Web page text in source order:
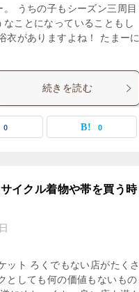
うちの子もシーズン三周目
ことになっていることもし
衣がありますよね！ たまーに
続きを読む
0 0
イクル着物や帯を買う時
ト ろくでもない店がたくさ
としても何の価値もないもの